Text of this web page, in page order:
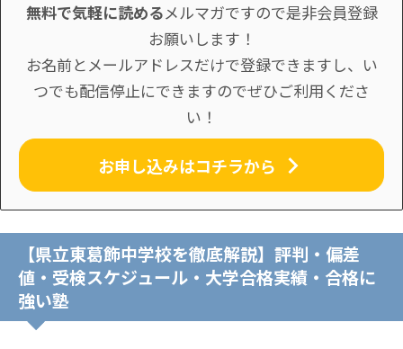
無料で気軽に読めるメルマガですので是非会員登録
お願いします！
お名前とメールアドレスだけで登録できますし、い
つでも配信停止にできますのでぜひご利用くださ
い！
お申し込みはコチラから
【県立東葛飾中学校を徹底解説】評判・偏差
値・受検スケジュール・大学合格実績・合格に
強い塾